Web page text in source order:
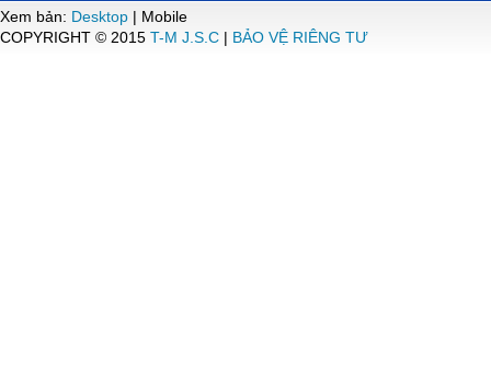
Xem bản: Desktop | Mobile
COPYRIGHT © 2015 T-M J.S.C | BẢO VỆ RIÊNG TƯ